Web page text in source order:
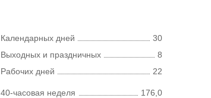
Календарных дней
30
Выходных и праздничных
8
Рабочих дней
22
40-часовая неделя
176,0